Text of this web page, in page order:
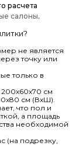
расчета
салоны.
не является
точку или
только в
см
см (ВхШ).
что пол и
а площадь
необходимой
(на подрезку,